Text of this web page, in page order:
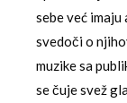
sebe već imaju
svedoči o
muzike sa
se čuje svež